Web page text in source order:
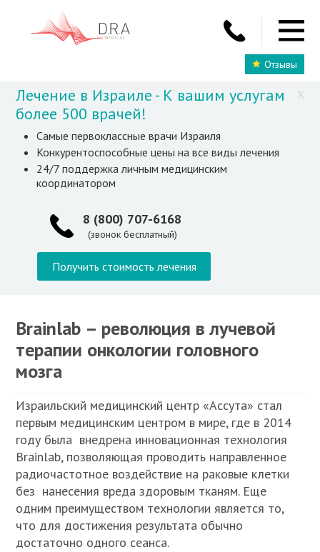
Отзывы
X
Лечение в Израиле - К вашим услугам
более 500 врачей!
Самые первоклассные врачи Израиля
Конкурентоспособные цены на все виды лечения
24/7 поддержка личным медицинским
координатором
8 (800) 707-6168
(звонок бесплатный)
Получить стоимость лечения
Brainlab – революция в лучевой
терапии онкологии головного
мозга
Израильский медицинский центр «Ассута» стал
первым медицинским центром в мире, где в 2014
году была внедрена инновационная технология
Brainlab, позволяющая проводить направленное
радиочастотное воздействие на раковые клетки
без нанесения вреда здоровым тканям. Еще
одним преимуществом технологии является то,
что для достижения результата обычно
достаточно одного сеанса.